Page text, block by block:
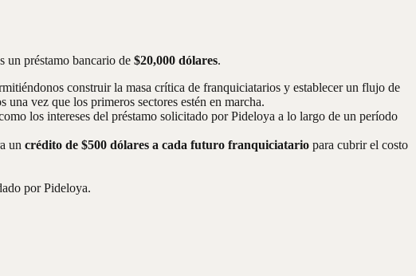
un préstamo bancario de $20,000 dólares.
construir la masa crítica de franquiciatarios y establecer un flujo de
vez que los primeros sectores estén en marcha.
los intereses del préstamo solicitado por Pideloya a lo largo de un período
un crédito de $500 dólares a cada futuro franquiciatario para cubrir el costo
por Pideloya.